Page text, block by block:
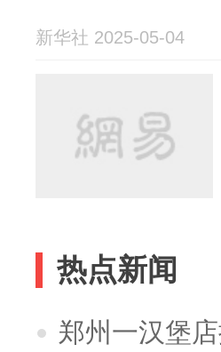
新华社 2025-05-04
热点新闻
郑州一汉堡